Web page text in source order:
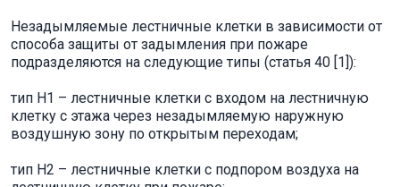
Незадымляемые лестничные клетки в зависимости от
способа защиты от задымления при пожаре
подразделяются на следующие типы (статья 40 [1]):
тип Н1 – лестничные клетки с входом на лестничную
клетку с этажа через незадымляемую наружную
воздушную зону по открытым переходам;
тип Н2 – лестничные клетки с подпором воздуха на